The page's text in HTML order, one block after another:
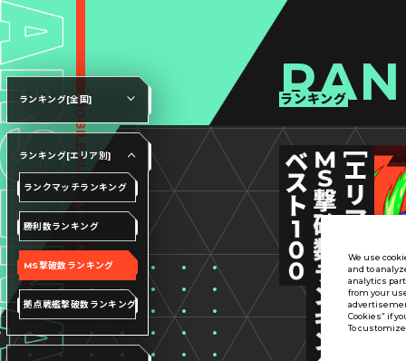
ランキング
ランキング[全国]
ランキング[エリア別]
ランクマッチランキング
勝利数ランキング
MS撃破数ランキング
拠点戦艦撃破数ランキング
We use
and to
analytics
from your
Cookies” if
To